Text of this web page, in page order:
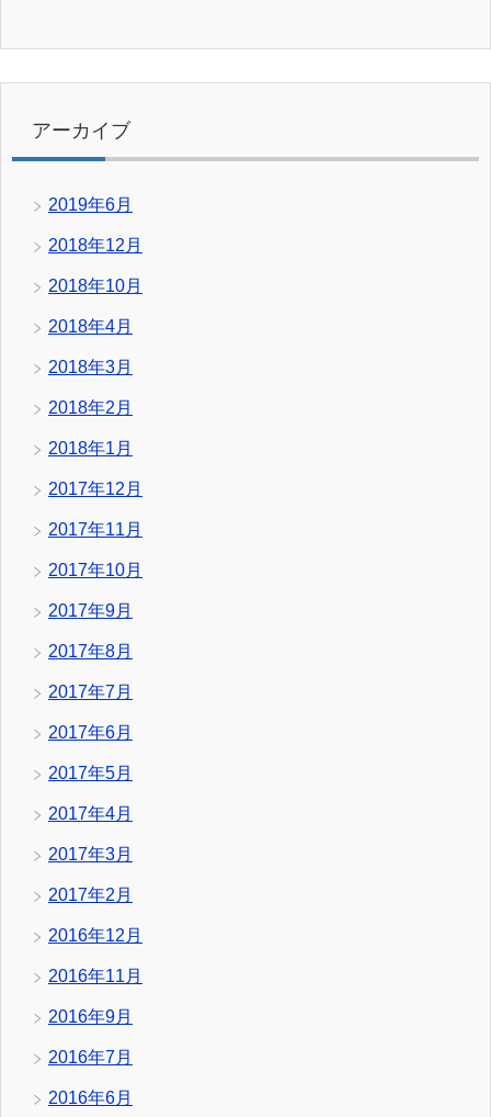
アーカイブ
2019年6月
2018年12月
2018年10月
2018年4月
2018年3月
2018年2月
2018年1月
2017年12月
2017年11月
2017年10月
2017年9月
2017年8月
2017年7月
2017年6月
2017年5月
2017年4月
2017年3月
2017年2月
2016年12月
2016年11月
2016年9月
2016年7月
2016年6月